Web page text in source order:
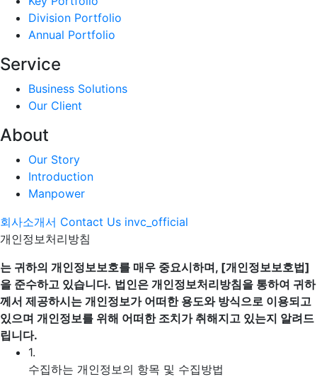
Division Portfolio
Annual Portfolio
Service
Business Solutions
Our Client
About
Our Story
Introduction
Manpower
회사소개서 Contact Us invc_official
개인정보처리방침
는 귀하의 개인정보보호를 매우 중요시하며, [개인정보보호법]
을 준수하고 있습니다. 법인은 개인정보처리방침을 통하여 귀하
께서 제공하시는 개인정보가 어떠한 용도와 방식으로 이용되고
있으며 개인정보를 위해 어떠한 조치가 취해지고 있는지 알려드
립니다.
1.
수집하는 개인정보의 항목 및 수집방법